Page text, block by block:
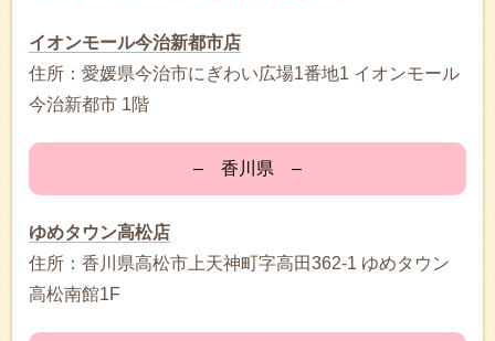
イオンモール今治新都市店
住所：愛媛県今治市にぎわい広場1番地1 イオンモール
今治新都市 1階
– 香川県 –
ゆめタウン高松店
住所：香川県高松市上天神町字高田362-1 ゆめタウン
高松南館1F